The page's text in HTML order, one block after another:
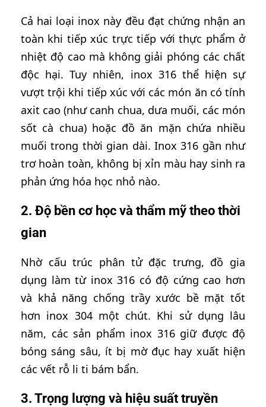
Cả hai loại inox này đều đạt chứng nhận an
toàn khi tiếp xúc trực tiếp với thực phẩm ở
nhiệt độ cao mà không giải phóng các chất
độc hại. Tuy nhiên, inox 316 thể hiện sự
vượt trội khi tiếp xúc với các món ăn có tính
axit cao (như canh chua, dưa muối, các món
sốt cà chua) hoặc đồ ăn mặn chứa nhiều
muối trong thời gian dài. Inox 316 gần như
trơ hoàn toàn, không bị xỉn màu hay sinh ra
phản ứng hóa học nhỏ nào.
2. Độ bền cơ học và thẩm mỹ theo thời
gian
Nhờ cấu trúc phân tử đặc trưng, đồ gia
dụng làm từ inox 316 có độ cứng cao hơn
và khả năng chống trầy xước bề mặt tốt
hơn inox 304 một chút. Khi sử dụng lâu
năm, các sản phẩm inox 316 giữ được độ
bóng sáng sâu, ít bị mờ đục hay xuất hiện
các vết rỗ li ti bám bẩn.
3. Trọng lượng và hiệu suất truyền